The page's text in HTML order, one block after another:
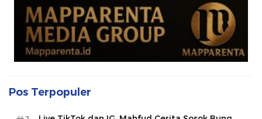
Pos Terpopuler